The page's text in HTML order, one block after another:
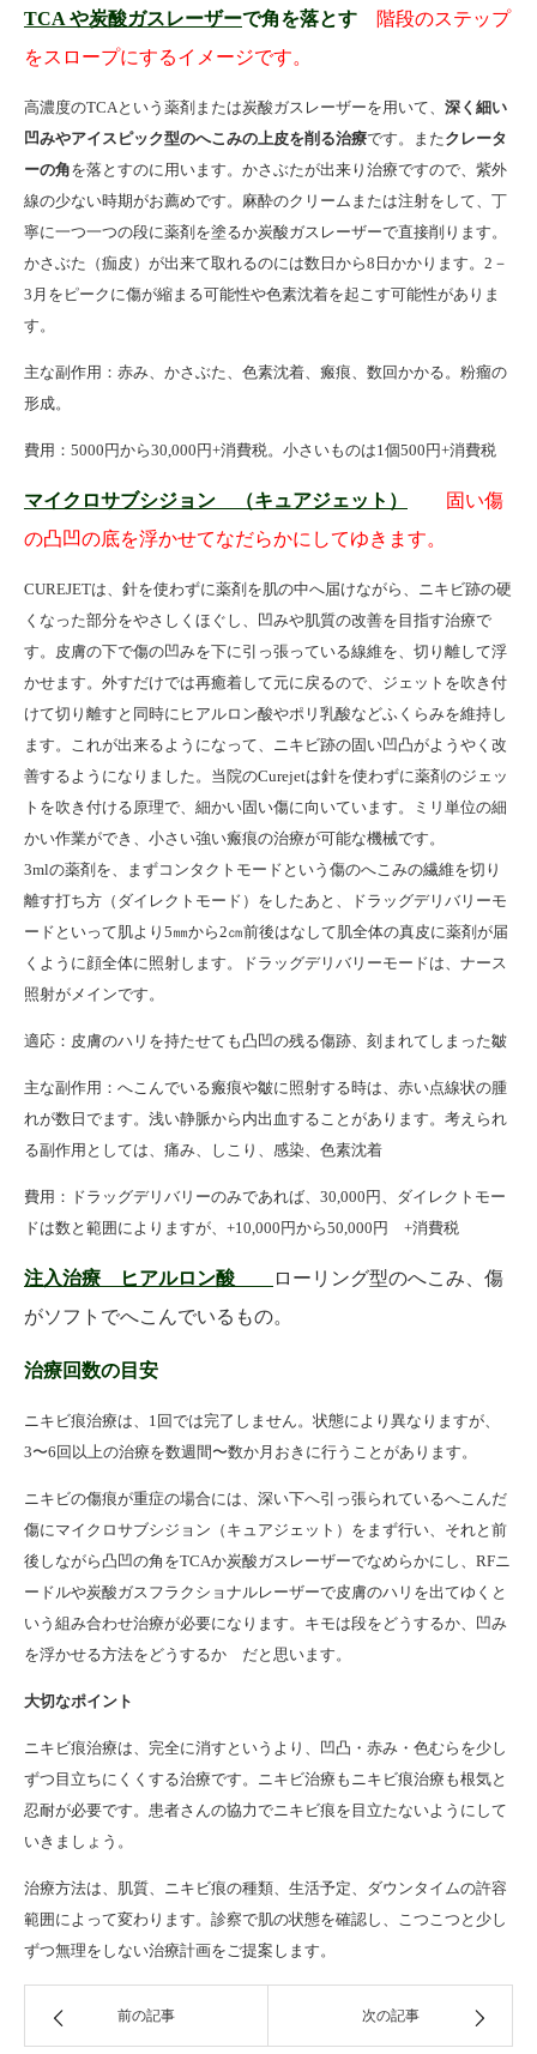
TCA や炭酸ガスレーザーで角を落とす
階段のステップ
をスロープにするイメージです。
高濃度のTCAという薬剤または炭酸ガスレーザーを用いて、 深く細い
凹みやアイスピック型のへこみの上皮を削る治療です。またクレータ
ーの角を落とすのに用います。かさぶたが出来り治療ですので、紫外
線の少ない時期がお薦めです。麻酔のクリームまたは注射をして、丁
寧に一つ一つの段に薬剤を塗るか炭酸ガスレーザーで直接削ります。
かさぶた（痂皮）が出来て取れるのには数日から8日かかります。2－
3月をピークに傷が縮まる可能性や色素沈着を起こす可能性がありま
す。
主な副作用：赤み、かさぶた、色素沈着、瘢痕、数回かかる。粉瘤の
形成。
費用：5000円から30,000円+消費税。小さいものは1個500円+消費税
マイクロサブシジョン （キュアジェット）
固い傷
の凸凹の底を浮かせてなだらかにしてゆきます。
CUREJETは、針を使わずに薬剤を肌の中へ届けながら、ニキビ跡の硬
くなった部分をやさしくほぐし、凹みや肌質の改善を目指す治療で
す。皮膚の下で傷の凹みを下に引っ張っている線維を、切り離して浮
かせます。外すだけでは再癒着して元に戻るので、ジェットを吹き付
けて切り離すと同時にヒアルロン酸やポリ乳酸などふくらみを維持し
ます。これが出来るようになって、ニキビ跡の固い凹凸がようやく改
善するようになりました。当院のCurejetは針を使わずに薬剤のジェッ
トを吹き付ける原理で、細かい固い傷に向いています。ミリ単位の細
かい作業ができ、小さい強い瘢痕の治療が可能な機械です。
3mlの薬剤を、まずコンタクトモードという傷のへこみの繊維を切り
離す打ち方（ダイレクトモード）をしたあと、ドラッグデリバリーモ
ードといって肌より5㎜から2㎝前後はなして肌全体の真皮に薬剤が届
くように顔全体に照射します。ドラッグデリバリーモードは、ナース
照射がメインです。
適応：皮膚のハリを持たせても凸凹の残る傷跡、刻まれてしまった皺
主な副作用：へこんでいる瘢痕や皺に照射する時は、赤い点線状の腫
れが数日でます。浅い静脈から内出血することがあります。考えられ
る副作用としては、痛み、しこり、感染、色素沈着
費用：ドラッグデリバリーのみであれば、30,000円、ダイレクトモー
ドは数と範囲によりますが、+10,000円から50,000円 +消費税
注入治療 ヒアルロン酸
ローリング型のへこみ、傷
がソフトでへこんでいるもの。
治療回数の目安
ニキビ痕治療は、 1 回では完了しません。状態により異なりますが、
3〜6 回以上の治療を数週間〜数か月おきに行うことがあります。
ニキビの傷痕が重症の場合には、深い下へ引っ張られているへこんだ
傷にマイクロサブシジョン（キュアジェット）をまず行い、それと前
後しながら凸凹の角をTCAか炭酸ガスレーザーでなめらかにし、 RFニ
ードルや炭酸ガスフラクショナルレーザーで皮膚のハリを出てゆくと
いう組み合わせ治療が必要になります。キモは段をどうするか、凹み
を浮かせる方法をどうするか だと思います。
大切なポイント
ニキビ痕治療は、完全に消すというより、凹凸・赤み・色むらを少し
ずつ目立ちにくくする治療です。ニキビ治療もニキビ痕治療も根気と
忍耐が必要です。患者さんの協力でニキビ痕を目立たないようにして
いきましょう。
治療方法は、肌質、ニキビ痕の種類、生活予定、ダウンタイムの許容
範囲によって変わります。診察で肌の状態を確認し、こつこつと少し
ずつ無理をしない治療計画をご提案します。
前の記事 次の記事